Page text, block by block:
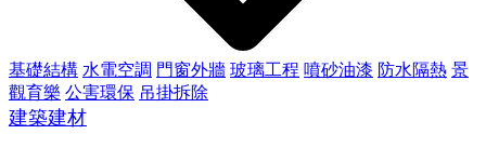
基礎結構 水電空調 門窗外牆 玻璃工程 噴砂油漆 防水隔熱 景
觀育樂 公害環保 吊掛拆除
建築建材